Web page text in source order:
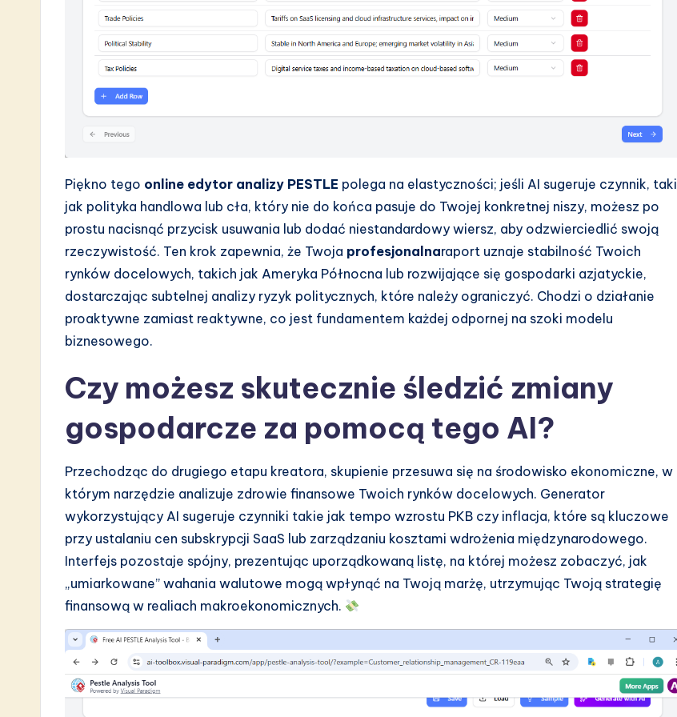
Piękno tego online edytor analizy PESTLE polega na elastyczności; jeśli AI sugeruje czynnik, taki
jak polityka handlowa lub cła, który nie do końca pasuje do Twojej konkretnej niszy, możesz po
prostu nacisnąć przycisk usuwania lub dodać niestandardowy wiersz, aby odzwierciedlić swoją
rzeczywistość. Ten krok zapewnia, że Twoja profesjonalnaraport uznaje stabilność Twoich
rynków docelowych, takich jak Ameryka Północna lub rozwijające się gospodarki azjatyckie,
dostarczając subtelnej analizy ryzyk politycznych, które należy ograniczyć. Chodzi o działanie
proaktywne zamiast reaktywne, co jest fundamentem każdej odpornej na szoki modelu
biznesowego.
Czy możesz skutecznie śledzić zmiany
gospodarcze za pomocą tego AI?
Przechodząc do drugiego etapu kreatora, skupienie przesuwa się na środowisko ekonomiczne, w
którym narzędzie analizuje zdrowie finansowe Twoich rynków docelowych. Generator
wykorzystujący AI sugeruje czynniki takie jak tempo wzrostu PKB czy inflacja, które są kluczowe
przy ustalaniu cen subskrypcji SaaS lub zarządzaniu kosztami wdrożenia międzynarodowego.
Interfejs pozostaje spójny, prezentując uporządkowaną listę, na której możesz zobaczyć, jak
„umiarkowane” wahania walutowe mogą wpłynąć na Twoją marżę, utrzymując Twoją strategię
finansową w realiach makroekonomicznych.